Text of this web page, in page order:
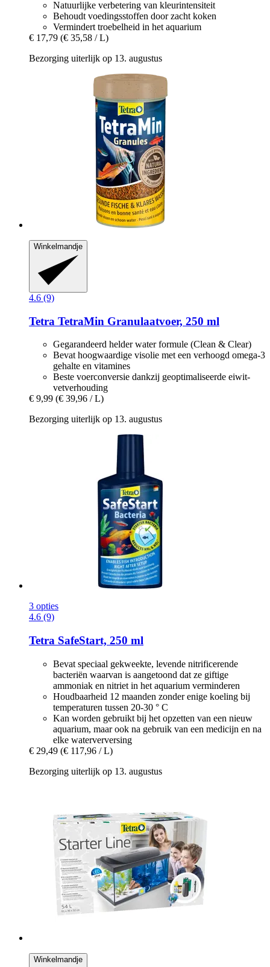
Natuurlijke verbetering van kleurintensiteit
Behoudt voedingsstoffen door zacht koken
Vermindert troebelheid in het aquarium
€ 17,79 (€ 35,58 / L)
Bezorging uiterlijk op 13. augustus
Winkelmandje
4.6 (9)
Tetra TetraMin Granulaatvoer, 250 ml
Gegarandeerd helder water formule (Clean & Clear)
Bevat hoogwaardige visolie met een verhoogd omega-3
gehalte en vitamines
Beste voerconversie dankzij geoptimaliseerde eiwit-
vetverhouding
€ 9,99 (€ 39,96 / L)
Bezorging uiterlijk op 13. augustus
3 opties
4.6 (9)
Tetra SafeStart, 250 ml
Bevat speciaal gekweekte, levende nitrificerende
bacteriën waarvan is aangetoond dat ze giftige
ammoniak en nitriet in het aquarium verminderen
Houdbaarheid 12 maanden zonder enige koeling bij
temperaturen tussen 20-30 ° C
Kan worden gebruikt bij het opzetten van een nieuw
aquarium, maar ook na gebruik van een medicijn en na
elke waterverversing
€ 29,49 (€ 117,96 / L)
Bezorging uiterlijk op 13. augustus
Winkelmandje